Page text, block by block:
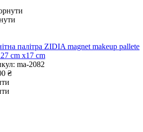
палітра ZIDIA magnet makeup pallete
cm x17 cm
ma-2082
₴